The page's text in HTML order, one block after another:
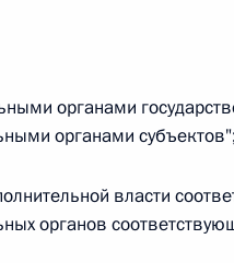
г. № 266-ФЗ
органами
органами
власти
органов